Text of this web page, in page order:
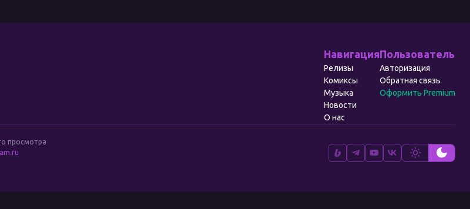
Навигация
Релизы
Комиксы
Музыка
Новости
О нас
Пользователь
Авторизация
Обратная связь
Оформить Premium
просмотра